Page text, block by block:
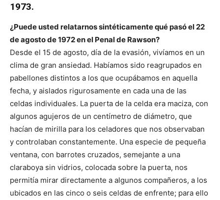
1973.
¿Puede usted relatarnos sintéticamente qué pasó el 22
de agosto de 1972 en el Penal de Rawson?
Desde el 15 de agosto, día de la evasión, vivíamos en un
clima de gran ansiedad. Habíamos sido reagrupados en
pabellones distintos a los que ocupábamos en aquella
fecha, y aislados rigurosamente en cada una de las
celdas individuales. La puerta de la celda era maciza, con
algunos agujeros de un centímetro de diámetro, que
hacían de mirilla para los celadores que nos observaban
y controlaban constantemente. Una especie de pequeña
ventana, con barrotes cruzados, semejante a una
claraboya sin vidrios, colocada sobre la puerta, nos
permitía mirar directamente a algunos compañeros, a los
ubicados en las cinco o seis celdas de enfrente; para ello